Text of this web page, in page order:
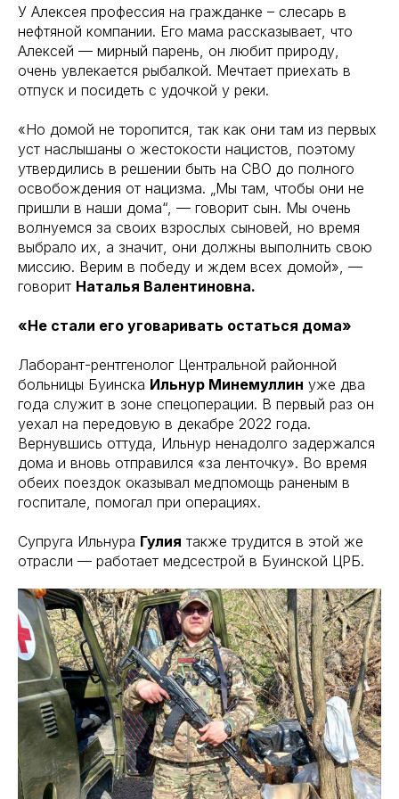
У Алексея профессия на гражданке – слесарь в
нефтяной компании. Его мама рассказывает, что
Алексей — мирный парень, он любит природу,
очень увлекается рыбалкой. Мечтает приехать в
отпуск и посидеть с удочкой у реки.
«Но домой не торопится, так как они там из первых
уст наслышаны о жестокости нацистов, поэтому
утвердились в решении быть на СВО до полного
освобождения от нацизма. „Мы там, чтобы они не
пришли в наши дома“, — говорит сын. Мы очень
волнуемся за своих взрослых сыновей, но время
выбрало их, а значит, они должны выполнить свою
миссию. Верим в победу и ждем всех домой», —
говорит Наталья Валентиновна.
«Не стали его уговаривать остаться дома»
Лаборант-рентгенолог Центральной районной
больницы Буинска Ильнур Минемуллин уже два
года служит в зоне спецоперации. В первый раз он
уехал на передовую в декабре 2022 года.
Вернувшись оттуда, Ильнур ненадолго задержался
дома и вновь отправился «за ленточку». Во время
обеих поездок оказывал медпомощь раненым в
госпитале, помогал при операциях.
Супруга Ильнура Гулия также трудится в этой же
отрасли — работает медсестрой в Буинской ЦРБ.